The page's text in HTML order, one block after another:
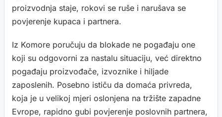
proizvodnja staje, rokovi se ruše i narušava se
povjerenje kupaca i partnera.
Iz Komore poručuju da blokade ne pogađaju one
koji su odgovorni za nastalu situaciju, već direktno
pogađaju proizvođače, izvoznike i hiljade
zaposlenih. Posebno ističu da domaća privreda,
koja je u velikoj mjeri oslonjena na tržište zapadne
Evrope, rapidno gubi povjerenje poslovnih partnera,